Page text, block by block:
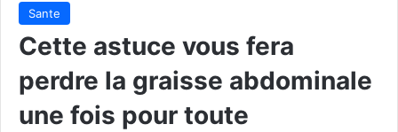
Sante
Cette astuce vous fera
perdre la graisse abdominale
une fois pour toute